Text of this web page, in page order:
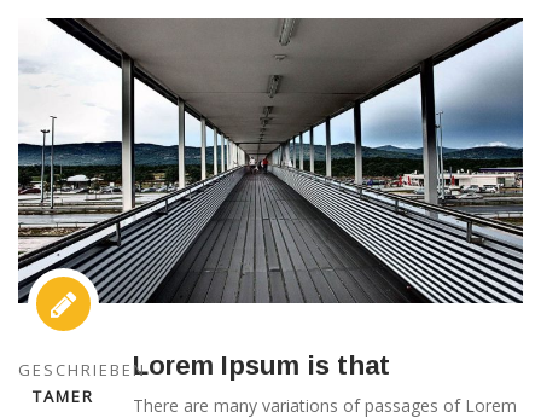
GESCHRIEBEN
TAMER
Lorem Ipsum is that
There are many variations of passages of Lorem